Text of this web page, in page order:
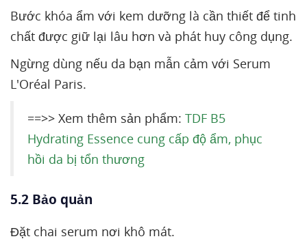
Bước khóa ẩm với kem dưỡng là cần thiết để tinh
chất được giữ lại lâu hơn và phát huy công dụng.
Ngừng dùng nếu da bạn mẫn cảm với Serum
L'Oréal Paris.
==>> Xem thêm sản phẩm: TDF B5
Hydrating Essence cung cấp độ ẩm, phục
hồi da bị tổn thương
5.2 Bảo quản
Đặt chai serum nơi khô mát.